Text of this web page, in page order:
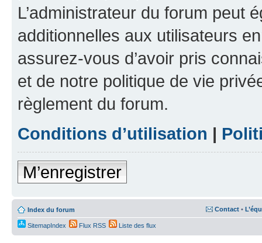
L’administrateur du forum peut
additionnelles aux utilisateurs
assurez-vous d’avoir pris
et de notre politique de vie
règlement du forum.
Conditions d’utilisation |
M’enregistrer
Index du forum Contact •
SitemapIndex Flux RSS Liste des flux